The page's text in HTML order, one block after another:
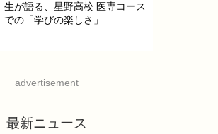
生が語る、星野高校 医専コース
での「学びの楽しさ」
advertisement
最新ニュース